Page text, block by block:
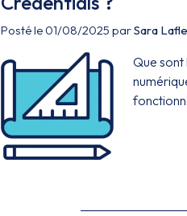
Posté le 01/08/2025 parSara
Que sont